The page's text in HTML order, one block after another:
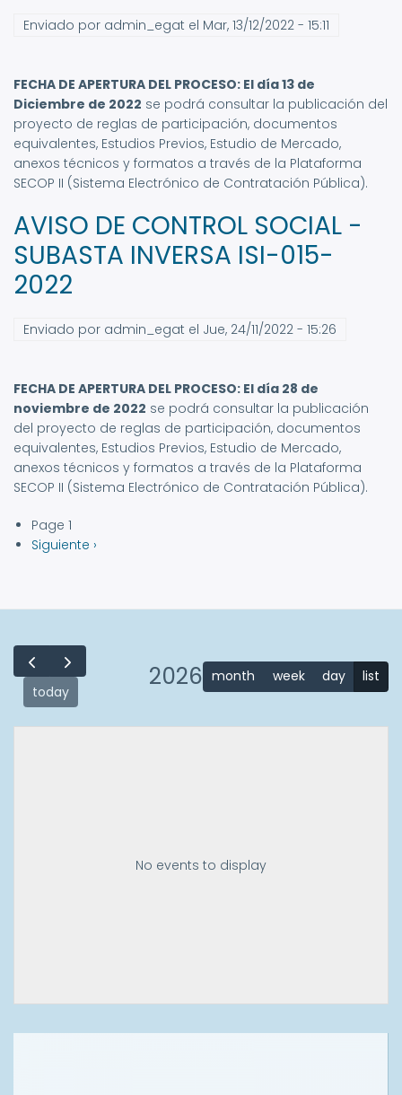
Enviado por admin_egat el Mar, 13/12/2022 - 15:11
FECHA DE APERTURA DEL PROCESO: El día 13 de
Diciembre de 2022 se podrá consultar la publicación del
proyecto de reglas de participación, documentos
equivalentes, Estudios Previos, Estudio de Mercado,
anexos técnicos y formatos a través de la Plataforma
SECOP II (Sistema Electrónico de Contratación Pública).
AVISO DE CONTROL SOCIAL -
SUBASTA INVERSA ISI-015-
2022
Enviado por admin_egat el Jue, 24/11/2022 - 15:26
FECHA DE APERTURA DEL PROCESO: El día 28 de
noviembre de 2022 se podrá consultar la publicación
del proyecto de reglas de participación, documentos
equivalentes, Estudios Previos, Estudio de Mercado,
anexos técnicos y formatos a través de la Plataforma
SECOP II (Sistema Electrónico de Contratación Pública).
Paginación
Page 1
Siguiente
Siguiente ›
today 2026 month week day list
No events to display